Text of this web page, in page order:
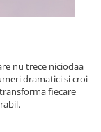
nu trece niciodaa
dramatici si croi
fiecare